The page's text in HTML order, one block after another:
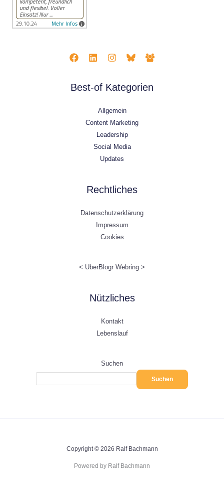
Best-of Kategorien
Allgemein
Content Marketing
Leadership
Social Media
Updates
Rechtliches
Datenschutzerklärung
Impressum
Cookies
< UberBlogr Webring >
Nützliches
Kontakt
Lebenslauf
Suchen
Suchen
Copyright © 2026 Ralf Bachmann
Powered by Ralf Bachmann